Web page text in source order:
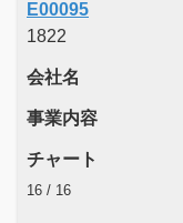
E00095
1822
会社名
事業内容
チャート
16 / 16